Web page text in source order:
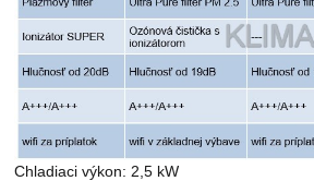
Chladiaci výkon: 2,5 kW